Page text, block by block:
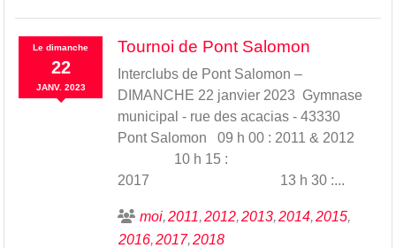
Ledimanche
22
JANV. 2023
Tournoi de Pont Salomon
Interclubs de Pont Salomon –
DIMANCHE 22 janvier 2023 Gymnase
municipal - rue des acacias - 43330
Pont Salomon 09 h 00 : 2011 & 2012
10 h 15 :
2017 13 h 30 :...
moi 2011 2012 2013 2014 2015
2016 2017 2018